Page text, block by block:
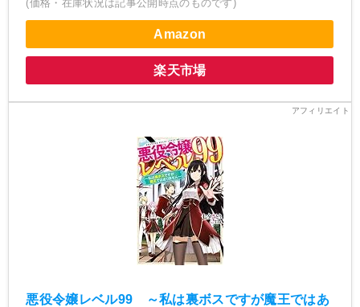
(価格・在庫状況は記事公開時点のものです)
Amazon
楽天市場
悪役令嬢レベル99 ～私は裏ボスですが魔王ではあ